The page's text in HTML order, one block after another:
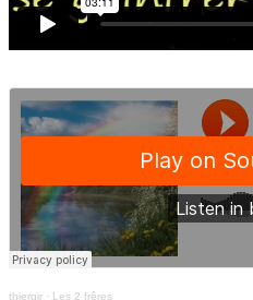
thiergir · Les 2 frêres